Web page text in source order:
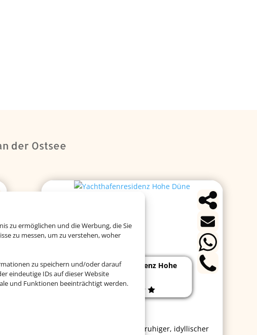
zu ermöglichen und die Werbung, die Sie
zu messen, um zu verstehen, woher
zu speichern und/oder darauf
eindeutige IDs auf dieser Website
und Funktionen beeinträchtigt werden.
der Ostsee
Yachthafenresidenz Hohe
Das Hotel befindet sich in ruhiger, idyllischer